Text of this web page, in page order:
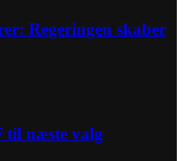
Regeringen skaber
til næste valg